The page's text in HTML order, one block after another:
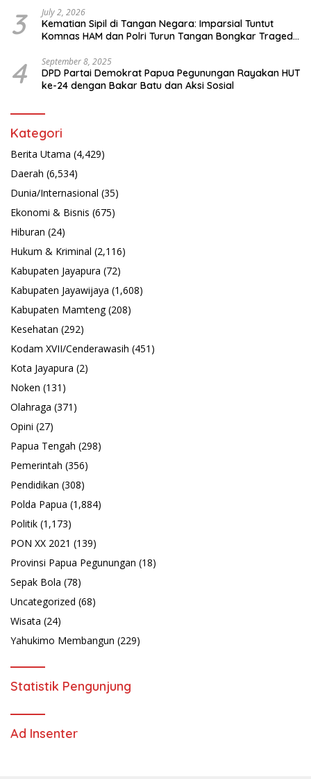
3 July 2, 2026
Kematian Sipil di Tangan Negara: Imparsial Tuntut
Komnas HAM dan Polri Turun Tangan Bongkar Tragedi
4 September 8, 2025
DPD Partai Demokrat Papua Pegunungan Rayakan HUT
ke-24 dengan Bakar Batu dan Aksi Sosial
Kategori
Berita Utama (4,429)
Daerah (6,534)
Dunia/Internasional (35)
Ekonomi & Bisnis (675)
Hiburan (24)
Hukum & Kriminal (2,116)
Kabupaten Jayapura (72)
Kabupaten Jayawijaya (1,608)
Kabupaten Mamteng(208)
Kesehatan (292)
Kodam XVII/Cenderawasih (451)
Kota Jayapura (2)
Noken (131)
Olahraga (371)
Opini (27)
Papua Tengah (298)
Pemerintah (356)
Pendidikan (308)
Polda Papua (1,884)
Politik (1,173)
PON XX 2021 (139)
Provinsi Papua Pegunungan (18)
Sepak Bola (78)
Uncategorized (68)
Wisata (24)
Yahukimo Membangun (229)
Statistik Pengunjung
Ad Insenter